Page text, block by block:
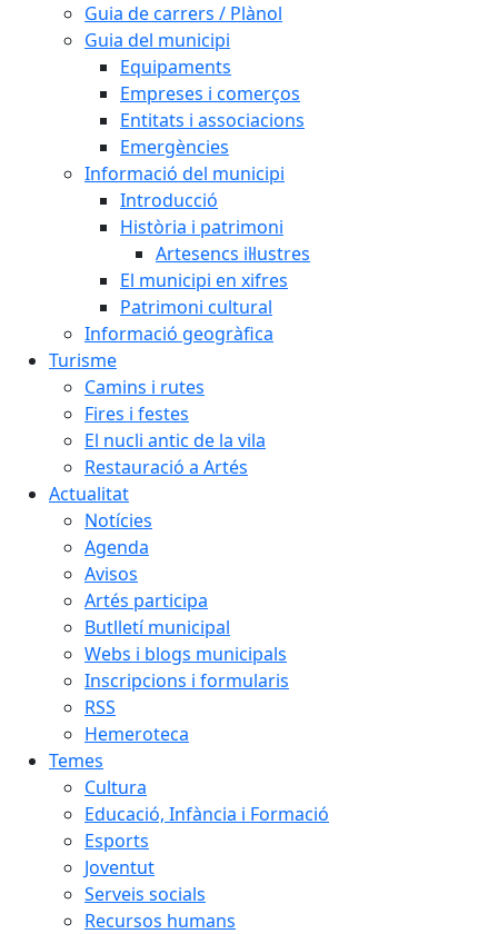
Guia de carrers / Plànol
Guia del municipi
Equipaments
Empreses i comerços
Entitats i associacions
Emergències
Informació del municipi
Introducció
Història i patrimoni
Artesencs il·lustres
El municipi en xifres
Patrimoni cultural
Informació geogràfica
Turisme
Camins i rutes
Fires i festes
El nucli antic de la vila
Restauració a Artés
Actualitat
Notícies
Agenda
Avisos
Artés participa
Butlletí municipal
Webs i blogs municipals
Inscripcions i formularis
RSS
Hemeroteca
Temes
Cultura
Educació, Infància i Formació
Esports
Joventut
Serveis socials
Recursos humans